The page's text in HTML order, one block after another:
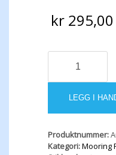
kr 295,00
FENDER
BLACK
LEGG I
Produktnummer:
Kategori:Mooring